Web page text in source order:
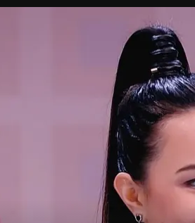
Открыть